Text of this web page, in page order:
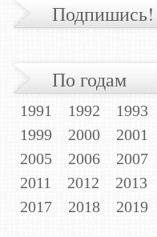
Подпишись!
По годам
1991 1992 1993
1999
2000 2001
2005
2006 2007
2011
2012 2013
2017
2018 2019